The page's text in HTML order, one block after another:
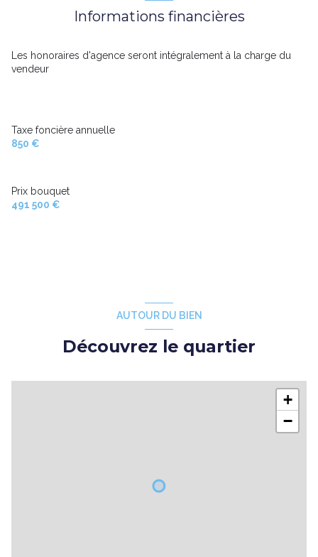
Informations financières
Les honoraires d'agence seront intégralement à la charge du
vendeur
Taxe foncière annuelle
850 €
Prix bouquet
491 500 €
AUTOUR DU BIEN
Découvrez le quartier
+
−